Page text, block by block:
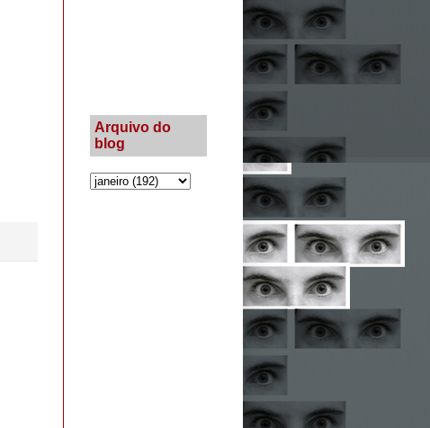
Arquivo do
blog